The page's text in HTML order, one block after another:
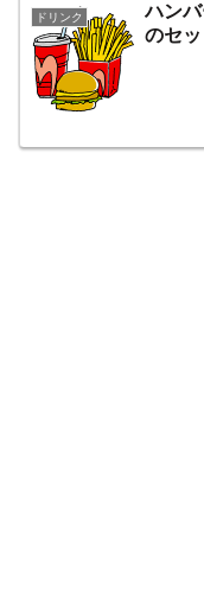
ドリンク
ハン
のセッ